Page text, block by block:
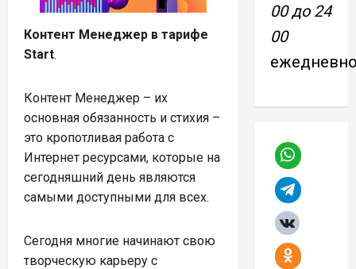
Контент Менеджер в тарифе
Start.
Контент Менеджер – их
основная обязанность и стихия –
это кропотливая работа с
Интернет ресурсами, которые на
сегодняшний день являются
самыми доступными для всех.
Сегодня многие начинают свою
творческую карьеру с
00 до 24
00